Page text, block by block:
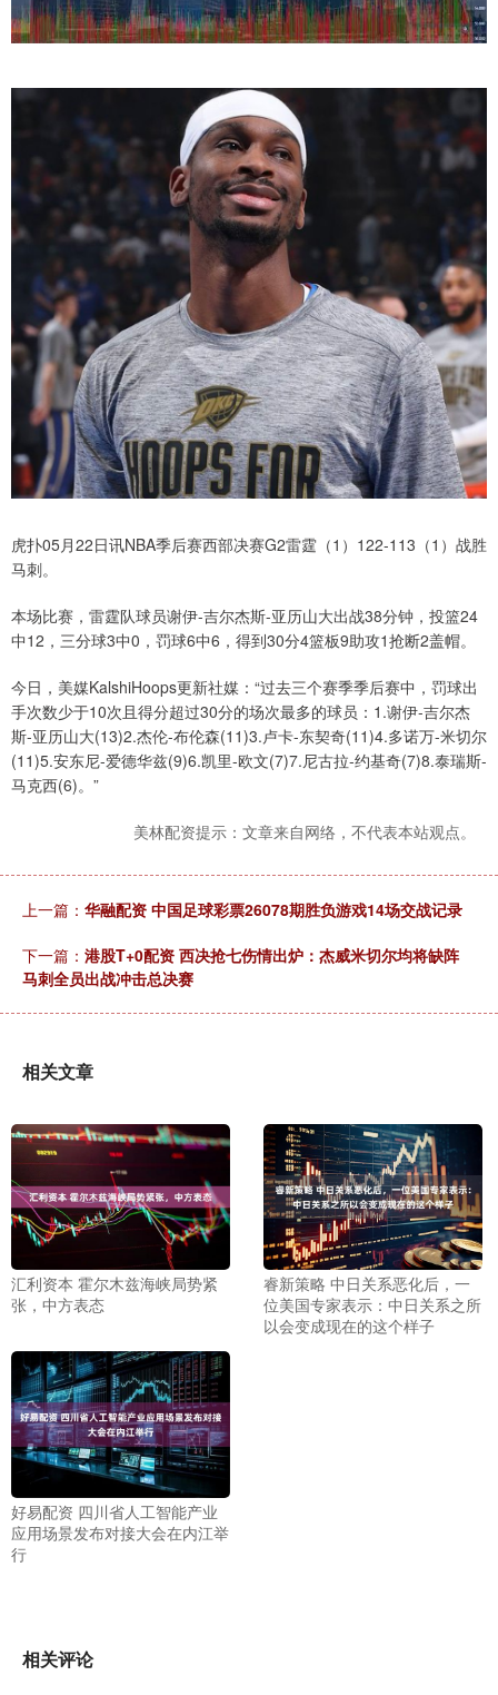
虎扑05月22日讯NBA季后赛西部决赛G2雷霆（1）122-113（1）战胜
马刺。
本场比赛，雷霆队球员谢伊-吉尔杰斯-亚历山大出战38分钟，投篮24
中12，三分球3中0，罚球6中6，得到30分4篮板9助攻1抢断2盖帽。
今日，美媒KalshiHoops更新社媒：“过去三个赛季季后赛中，罚球出
手次数少于10次且得分超过30分的场次最多的球员：1.谢伊-吉尔杰
斯-亚历山大(13)2.杰伦-布伦森(11)3.卢卡-东契奇(11)4.多诺万-米切尔
(11)5.安东尼-爱德华兹(9)6.凯里-欧文(7)7.尼古拉-约基奇(7)8.泰瑞斯-
马克西(6)。”
美林配资提示：文章来自网络，不代表本站观点。
上一篇： 华融配资 中国足球彩票26078期胜负游戏14场交战记录
下一篇： 港股T+0配资 西决抢七伤情出炉：杰威米切尔均将缺阵
马刺全员出战冲击总决赛
相关文章
汇利资本 霍尔木兹海峡局势紧
张，中方表态
睿新策略 中日关系恶化后，一
位美国专家表示：中日关系之所
以会变成现在的这个样子
好易配资 四川省人工智能产业
应用场景发布对接大会在内江举
行
相关评论